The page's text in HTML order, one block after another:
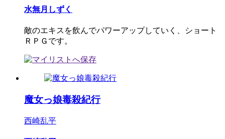
水無月しずく
敵のエキスを飲んでパワーアップしていく、ショート
ＲＰＧです。
魔女っ娘毒殺紀行
西崎乱平